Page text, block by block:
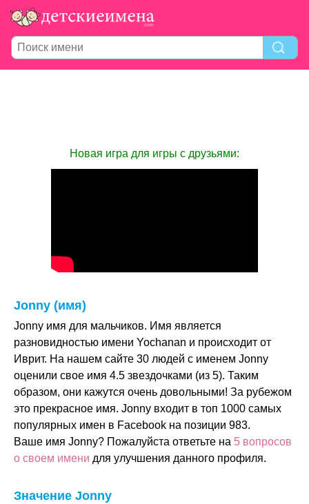
Новая игра для игры с друзьями:
Jonny (имя)
Jonny имя для мальчиков. Имя является
разновидностью имени Yochanan и происходит от
Иврит. На нашем сайте 30 людей с именем Jonny
оценили свое имя 4.5 звездочками (из 5). Таким
образом, они кажутся очень довольными! За рубежом
это прекрасное имя. Jonny входит в топ 1000 самых
популярных имен в Facebook на позиции 983.
Ваше имя Jonny? Пожалуйста ответьте на 5 вопросов
о своем имени для улучшения данного профиля.
Значение Jonny